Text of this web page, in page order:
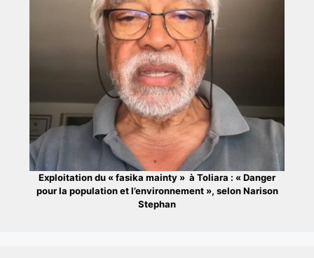
Exploitation du « fasika mainty » à Toliara : « Danger
pour la population et l’environnement », selon Narison
Stephan